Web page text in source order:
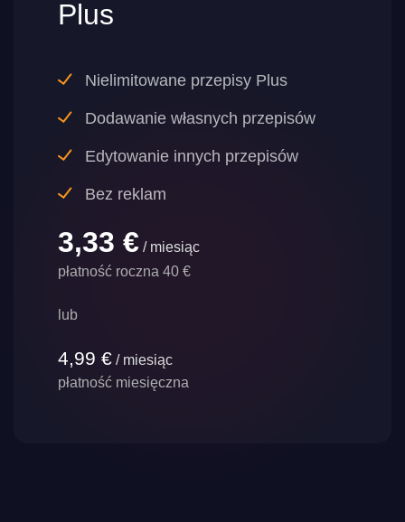
Plus
Nielimitowane przepisy Plus
Dodawanie własnych przepisów
Edytowanie innych przepisów
Bez reklam
3,33 € / miesiąc
płatność roczna 40 €
lub
4,99 € / miesiąc
płatność miesięczna